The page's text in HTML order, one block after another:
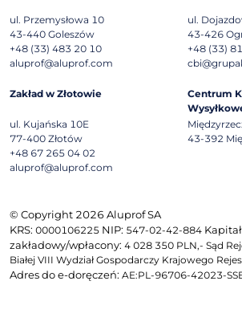
ul. Przemysłowa 10
43-440 Goleszów
+48 (33) 483 20 10
aluprof@aluprof.com
ul.
43-426
+48 (33)
Zakład w Złotowie
ul. Kujańska 10E
77-400 Złotów
+48 67 265 04 02
aluprof@aluprof.com
Centrum
43-392
© Copyright 2026 Aluprof SA
KRS: 0000106225 NIP: 547-02-42-884 Kapitał
zakładowy/wpłacony: 4 028 350 PLN,- Sąd
Białej VIII Wydział Gospodarczy Krajowego
Adres do e-doręczeń: AE:PL-96706-42023-